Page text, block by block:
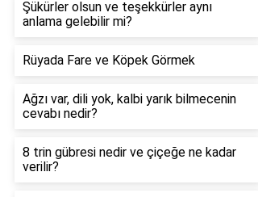
Şükürler olsun ve teşekkürler aynı
anlama gelebilir mi?
Rüyada Fare ve Köpek Görmek
Ağzı var, dili yok, kalbi yarık bilmecenin
cevabı nedir?
8 trin gübresi nedir ve çiçeğe ne kadar
verilir?